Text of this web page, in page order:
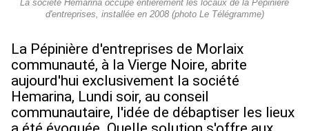
La société Hemarina occupe entièrement les locaux de la Pépinière
d'entreprises, installée en 2008 (photo Le Télégramme)
La Pépinière d'entreprises de Morlaix
communauté, à la Vierge Noire, abrite
aujourd'hui exclusivement la société
Hemarina, Lundi soir, au conseil
communautaire, l'idée de débaptiser les lieux